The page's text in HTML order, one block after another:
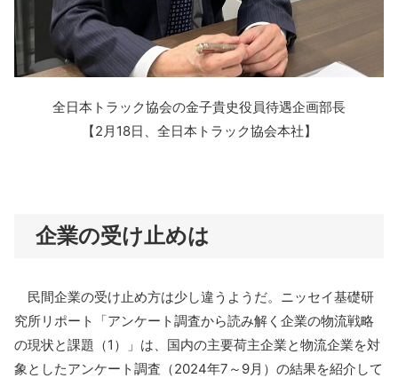
全日本トラック協会の金子貴史役員待遇企画部長
【2月18日、全日本トラック協会本社】
企業の受け止めは
民間企業の受け止め方は少し違うようだ。ニッセイ基礎研
究所リポート「アンケート調査から読み解く企業の物流戦略
の現状と課題（1）」は、国内の主要荷主企業と物流企業を対
象としたアンケート調査（2024年7～9月）の結果を紹介して